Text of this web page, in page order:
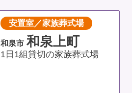
安置室／家族葬式場
和泉市 和泉上町
1日1組貸切の家族葬式場